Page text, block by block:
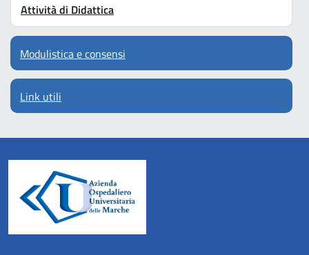
Attività di Didattica
Modulistica e consensi
Link utili